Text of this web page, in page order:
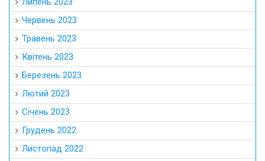
Червень 2023
Травень 2023
Квітень 2023
Березень 2023
Лютий 2023
Січень 2023
Грудень 2022
Листопад 2022